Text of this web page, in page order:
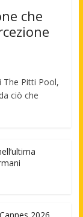
che
Pitti Pool,
ciò che
2026